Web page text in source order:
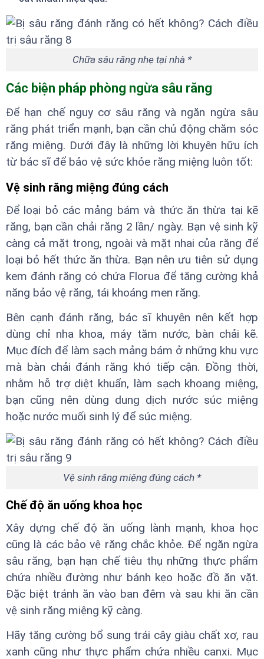
Chữa sâu răng nhẹ tại nhà *
Các biện pháp phòng ngừa sâu răng
Để hạn chế nguy cơ sâu răng và ngăn ngừa sâu
răng phát triển mạnh, bạn cần chủ động chăm sóc
răng miệng. Dưới đây là những lời khuyên hữu ích
từ bác sĩ để bảo vệ sức khỏe răng miệng luôn tốt:
Vệ sinh răng miệng đúng cách
Để loại bỏ các mảng bám và thức ăn thừa tại kẽ
răng, bạn cần chải răng 2 lần/ ngày. Bạn vệ sinh kỹ
càng cả mặt trong, ngoài và mặt nhai của răng để
loại bỏ hết thức ăn thừa. Bạn nên ưu tiên sử dụng
kem đánh răng có chứa Florua để tăng cường khả
năng bảo vệ răng, tái khoáng men răng.
Bên cạnh đánh răng, bác sĩ khuyên nên kết hợp
dùng chỉ nha khoa, máy tăm nước, bàn chải kẽ.
Mục đích để làm sạch mảng bám ở những khu vực
mà bàn chải đánh răng khó tiếp cận. Đồng thời,
nhằm hỗ trợ diệt khuẩn, làm sạch khoang miệng,
bạn cũng nên dùng dung dịch nước súc miệng
hoặc nước muối sinh lý để súc miệng.
Vệ sinh răng miệng đúng cách *
Chế độ ăn uống khoa học
Xây dựng chế độ ăn uống lành mạnh, khoa học
cũng là các bảo vệ răng chắc khỏe. Để ngăn ngừa
sâu răng, bạn hạn chế tiêu thụ những thực phẩm
chứa nhiều đường như bánh kẹo hoặc đồ ăn vặt.
Đặc biệt tránh ăn vào ban đêm và sau khi ăn cần
vệ sinh răng miệng kỹ càng.
Hãy tăng cường bổ sung trái cây giàu chất xơ, rau
xanh cũng như thực phẩm chứa nhiều canxi. Mục